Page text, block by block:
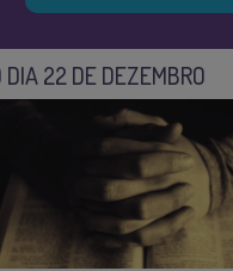
DIA 22 DE DEZEMBRO